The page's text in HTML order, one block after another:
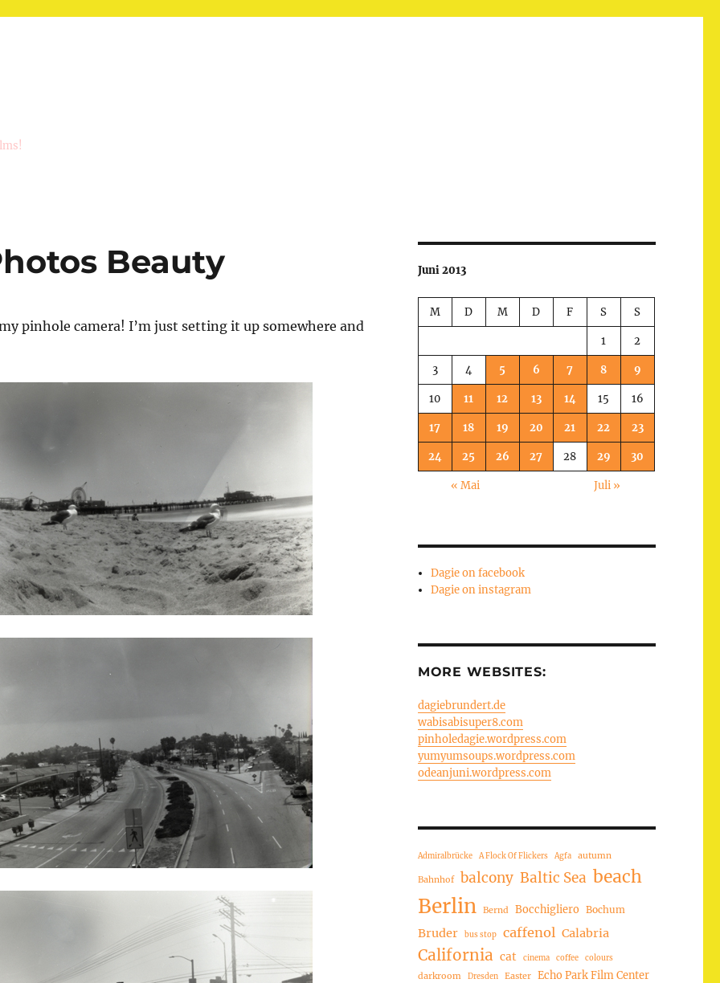
Beauty
pinhole camera! I’m just setting it up somewhere and
Juni 2013
M D M D F S S
1 2
3 4 5 6 7 8 9
10 11 12 13 14 15 16
17 18 19 20 21 22 23
24 25 26 27 28 29 30
« Mai Juli »
Dagie on facebook
Dagie on instagram
MORE WEBSITES:
dagiebrundert.de
wabisabisuper8.com
pinholedagie.wordpress.com
yumyumsoups.wordpress.com
odeanjuni.wordpress.com
Admiralbrücke A Flock Of Flickers Agfa autumn
Bahnhof balcony Baltic Sea beach
Berlin Bernd Bocchigliero Bochum
Bruder bus stop caffenol Calabria
California cat cinema coffee colours
darkroom Dresden Easter Echo Park Film Center